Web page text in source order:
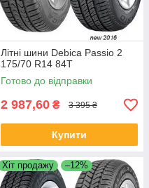
Літні шини Debica Passio 2
175/70 R14 84T
Готово до відправки
2 987,60 ₴ 3 395 ₴
Купити
Хіт продажу –12%